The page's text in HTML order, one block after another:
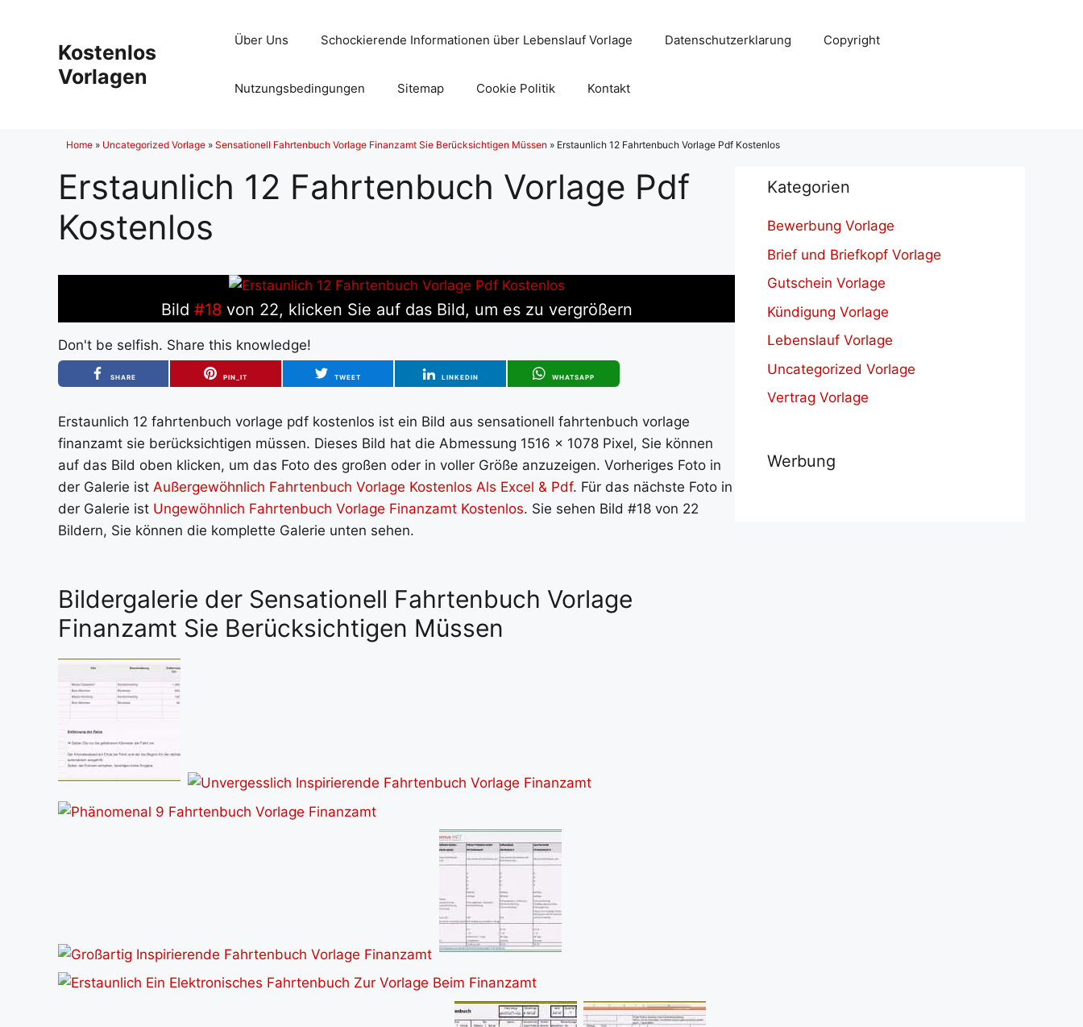
Kostenlos
Vorlagen
Über Uns Schockierende Informationen über Lebenslauf Vorlage Datenschutzerklarung Copyright
Nutzungsbedingungen Sitemap Cookie Politik Kontakt
Home » Uncategorized Vorlage » Sensationell Fahrtenbuch Vorlage Finanzamt Sie Berücksichtigen Müssen » Erstaunlich 12 Fahrtenbuch Vorlage Pdf Kostenlos
Erstaunlich 12 Fahrtenbuch Vorlage Pdf
Kostenlos
Bild #18 von 22, klicken Sie auf das Bild, um es zu vergrößern
Don't be selfish. Share this knowledge!
SHARE PIN_IT TWEET LINKEDIN WHATSAPP
Erstaunlich 12 fahrtenbuch vorlage pdf kostenlos ist ein Bild aus sensationell fahrtenbuch vorlage
finanzamt sie berücksichtigen müssen. Dieses Bild hat die Abmessung 1516 x 1078 Pixel, Sie können
auf das Bild oben klicken, um das Foto des großen oder in voller Größe anzuzeigen. Vorheriges Foto in
der Galerie ist Außergewöhnlich Fahrtenbuch Vorlage Kostenlos Als Excel & Pdf. Für das nächste Foto in
der Galerie ist Ungewöhnlich Fahrtenbuch Vorlage Finanzamt Kostenlos. Sie sehen Bild #18 von 22
Bildern, Sie können die komplette Galerie unten sehen.
Bildergalerie der Sensationell Fahrtenbuch Vorlage
Finanzamt Sie Berücksichtigen Müssen
Kategorien
Bewerbung Vorlage
Brief und Briefkopf Vorlage
Gutschein Vorlage
Kündigung Vorlage
Lebenslauf Vorlage
Uncategorized Vorlage
Vertrag Vorlage
Werbung